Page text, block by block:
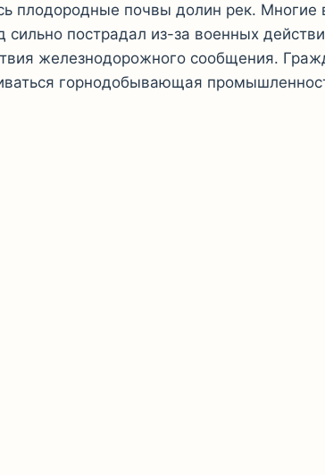
плодородные почвы долин рек. Многие
сильно пострадал из-за военных
железнодорожного сообщения.
горнодобывающая